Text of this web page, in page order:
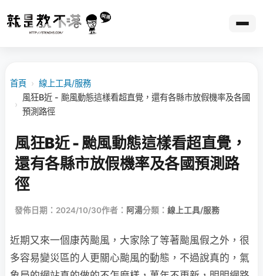
首頁 › 線上工具/服務
›
風狂B近 - 颱風動態這樣看超直覺，還有各縣市放假機率及各國
預測路徑
風狂B近 - 颱風動態這樣看超直覺，
還有各縣市放假機率及各國預測路
徑
發佈日期：2024/10/30作者： 阿湯分類： 線上工具/服務
近期又來一個康芮颱風，大家除了等著颱風假之外，很
多容易變災區的人更關心颱風的動態，不過說真的，氣